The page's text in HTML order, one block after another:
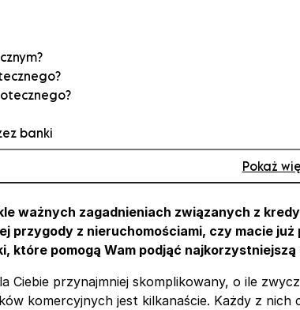
banki
różne kredyty
wybrać kredyt
Pokaż
ważnych zagadnieniach związanych z
przygody z nieruchomościami, czy macie
które pomogą Wam podjąć najkorzystniejszą
Ciebie przynajmniej skomplikowany, o ile
komercyjnych jest kilkanaście. Każdy z